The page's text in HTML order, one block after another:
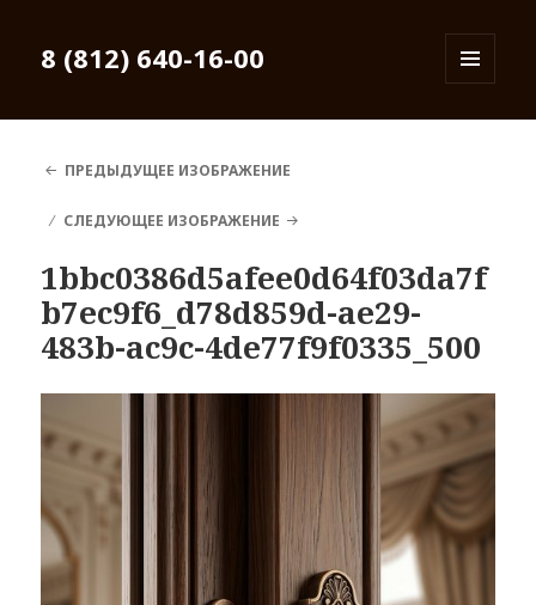
8 (812) 640-16-00
ПРЕДЫДУЩЕЕ ИЗОБРАЖЕНИЕ
СЛЕДУЮЩЕЕ ИЗОБРАЖЕНИЕ
1bbc0386d5afee0d64f03da7f
b7ec9f6_d78d859d-ae29-
483b-ac9c-4de77f9f0335_500